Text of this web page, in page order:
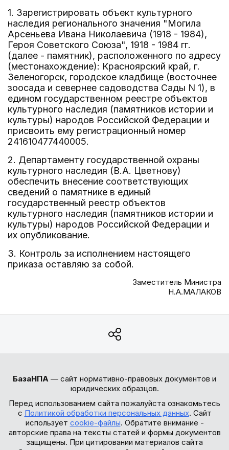
1. Зарегистрировать объект культурного
наследия регионального значения "Могила
Арсеньева Ивана Николаевича (1918 - 1984),
Героя Советского Союза", 1918 - 1984 гг.
(далее - памятник), расположенного по адресу
(местонахождение): Красноярский край, г.
Зеленогорск, городское кладбище (восточнее
зоосада и севернее садоводства Сады N 1), в
едином государственном реестре объектов
культурного наследия (памятников истории и
культуры) народов Российской Федерации и
присвоить ему регистрационный номер
241610477440005.
2. Департаменту государственной охраны
культурного наследия (В.А. Цветнову)
обеспечить внесение соответствующих
сведений о памятнике в единый
государственный реестр объектов
культурного наследия (памятников истории и
культуры) народов Российской Федерации и
их опубликование.
3. Контроль за исполнением настоящего
приказа оставляю за собой.
Заместитель Министра
Н.А.МАЛАКОВ
БазаНПА — сайт нормативно-правовых документов и
юридических образцов.
Перед использованием сайта пожалуйста ознакомьтесь
с Политикой обработки персональных данных. Сайт
использует cookie-файлы. Обратите внимание -
авторские права на тексты статей и формы документов
защищены. При цитировании материалов сайта